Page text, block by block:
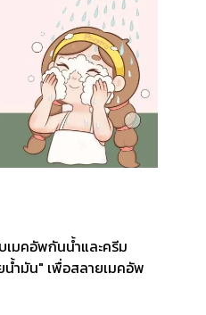
เมคอัพกันน้ำและครีม
ำมัน" เพื่อสลายเมคอัพ